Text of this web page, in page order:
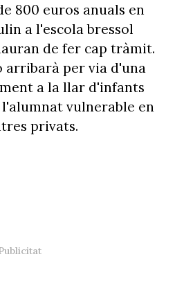
800 euros anuals en
a l'escola bressol
de fer cap tràmit.
arribarà per via d'una
a la llar d'infants
vulnerable en
privats.